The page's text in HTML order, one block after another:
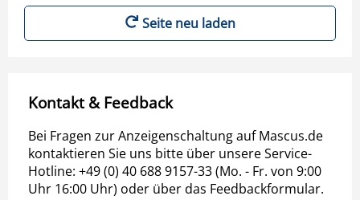
Seite neu laden
Kontakt & Feedback
Bei Fragen zur Anzeigenschaltung auf Mascus.de
kontaktieren Sie uns bitte über unsere Service-
Hotline: +49 (0) 40 688 9157-33 (Mo. - Fr. von 9:00
Uhr 16:00 Uhr) oder über das Feedbackformular.